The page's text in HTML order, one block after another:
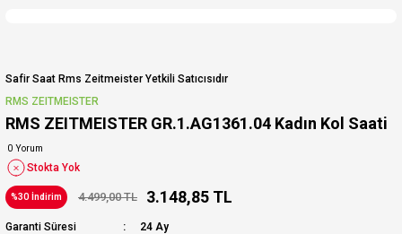
Safir Saat Rms Zeitmeister Yetkili Satıcısıdır
RMS ZEITMEISTER
RMS ZEITMEISTER GR.1.AG1361.04 Kadın Kol Saati
0 Yorum
Stokta Yok
%30 İndirim 4.499,00 TL 3.148,85 TL
Garanti Süresi
24 Ay